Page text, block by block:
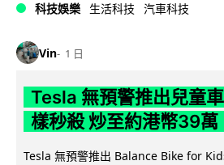
科技娛樂 生活科技 汽車科技
Vin 1 日
Tesla 無預警推出兒童
樣秒殺 炒至約港幣39萬
Tesla 無預警推出 Balance Bike for